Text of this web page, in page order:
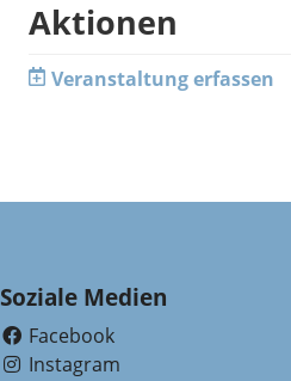
Aktionen
Veranstaltung erfassen
Soziale Medien
Facebook
Instagram